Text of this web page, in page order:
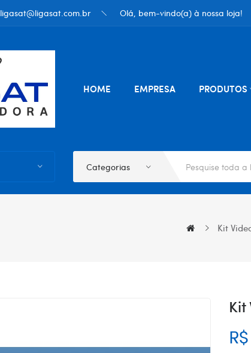
ligasat@ligasat.com.br Olá, bem-vindo(a) à nossa loja!
HOME EMPRESA PRODUTOS
Categorias
Kit